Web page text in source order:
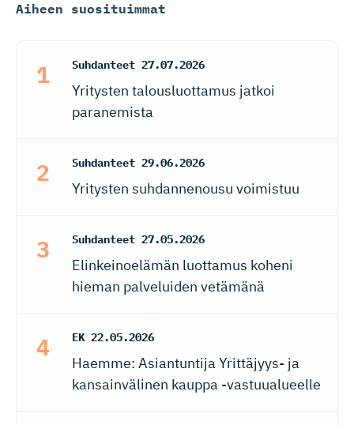
Aiheen suosituimmat
Suhdanteet 27.07.2026
Yritysten talousluottamus jatkoi
paranemista
Suhdanteet 29.06.2026
Yritysten suhdannenousu voimistuu
Suhdanteet 27.05.2026
Elinkeinoelämän luottamus koheni
hieman palveluiden vetämänä
EK 22.05.2026
Haemme: Asiantuntija Yrittäjyys- ja
kansainvälinen kauppa -vastuualueelle